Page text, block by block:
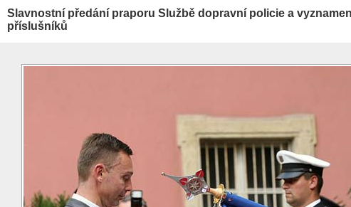
Slavnostní předání praporu Službě dopravní policie a
příslušníků